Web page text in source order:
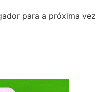
para a próxima vez